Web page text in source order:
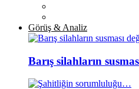
Görüş & Analiz
Barış silahların